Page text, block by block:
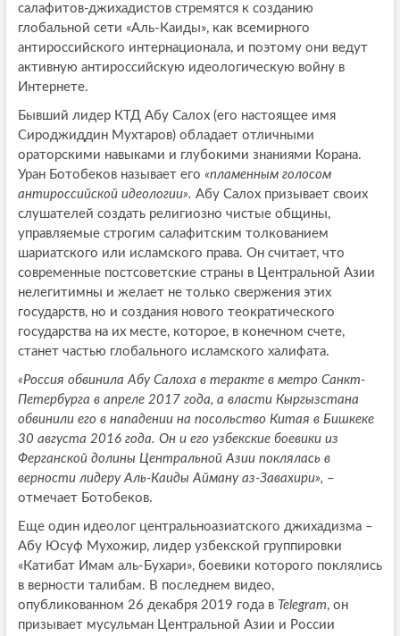
салафитов-джихадистов стремятся к созданию
глобальной сети «Аль-Каиды», как всемирного
антироссийского интернационала, и поэтому они ведут
активную антироссийскую идеологическую войну в
Интернете.
Бывший лидер КТД Абу Салох (его настоящее имя
Сироджиддин Мухтаров) обладает отличными
ораторскими навыками и глубокими знаниями Корана.
Уран Ботобеков называет его «пламенным голосом
антироссийской идеологии». Абу Салох призывает своих
слушателей создать религиозно чистые общины,
управляемые строгим салафитским толкованием
шариатского или исламского права. Он считает, что
современные постсоветские страны в Центральной Азии
нелегитимны и желает не только свержения этих
государств, но и создания нового теократического
государства на их месте, которое, в конечном счете,
станет частью глобального исламского халифата.
«Россия обвинила Абу Салоха в теракте в метро Санкт-
Петербурга в апреле 2017 года, а власти Кыргызстана
обвинили его в нападении на посольство Китая в Бишкеке
30 августа 2016 года. Он и его узбекские боевики из
Ферганской долины Центральной Азии поклялась в
верности лидеру Аль-Каиды Айману аз-Завахири», –
отмечает Ботобеков.
Еще один идеолог центральноазиатского джихадизма –
Абу Юсуф Мухожир, лидер узбекской группировки
«Катибат Имам аль-Бухари», боевики которого поклялись
в верности талибам. В последнем видео,
опубликованном 26 декабря 2019 года в Telegram, он
призывает мусульман Центральной Азии и России